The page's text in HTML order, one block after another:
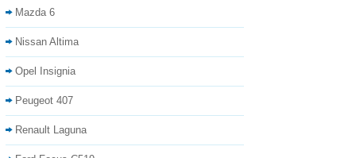
Mazda 6
Nissan Altima
Opel Insignia
Peugeot 407
Renault Laguna